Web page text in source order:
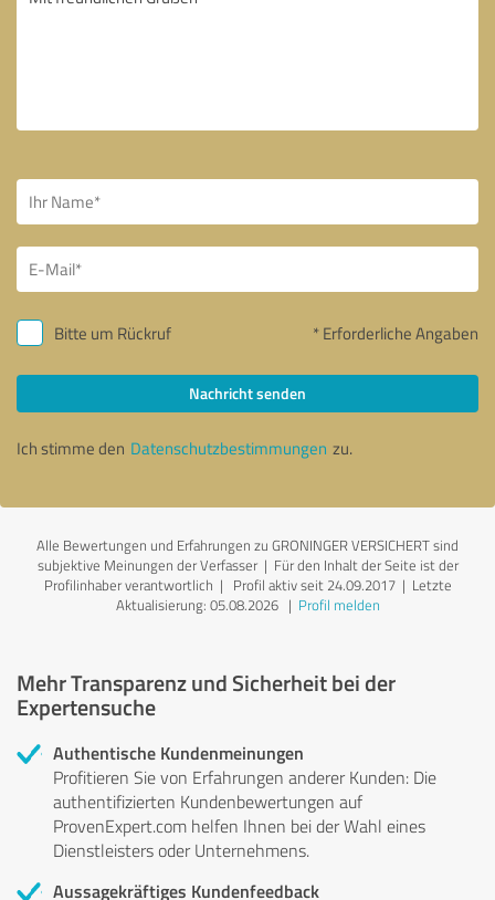
Bitte um Rückruf * Erforderliche Angaben
Nachricht senden
Ich stimme den Datenschutzbestimmungen zu.
Alle Bewertungen und Erfahrungen zu GRONINGER VERSICHERT sind
subjektive Meinungen der Verfasser | Für den Inhalt der Seite ist der
Profilinhaber verantwortlich | Profil aktiv seit 24.09.2017 | Letzte
Aktualisierung: 05.08.2026| Profil melden
Mehr Transparenz und Sicherheit bei der
Expertensuche
Authentische Kundenmeinungen
Profitieren Sie von Erfahrungen anderer Kunden: Die
authentifizierten Kundenbewertungen auf
ProvenExpert.com helfen Ihnen bei der Wahl eines
Dienstleisters oder Unternehmens.
Aussagekräftiges Kundenfeedback